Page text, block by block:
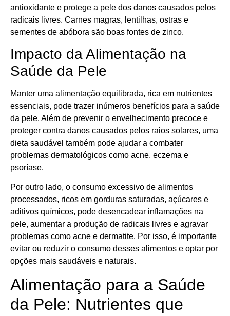
antioxidante e protege a pele dos danos causados pelos
radicais livres. Carnes magras, lentilhas, ostras e
sementes de abóbora são boas fontes de zinco.
Impacto da Alimentação na
Saúde da Pele
Manter uma alimentação equilibrada, rica em nutrientes
essenciais, pode trazer inúmeros benefícios para a saúde
da pele. Além de prevenir o envelhecimento precoce e
proteger contra danos causados pelos raios solares, uma
dieta saudável também pode ajudar a combater
problemas dermatológicos como acne, eczema e
psoríase.
Por outro lado, o consumo excessivo de alimentos
processados, ricos em gorduras saturadas, açúcares e
aditivos químicos, pode desencadear inflamações na
pele, aumentar a produção de radicais livres e agravar
problemas como acne e dermatite. Por isso, é importante
evitar ou reduzir o consumo desses alimentos e optar por
opções mais saudáveis e naturais.
Alimentação para a Saúde
da Pele: Nutrientes que